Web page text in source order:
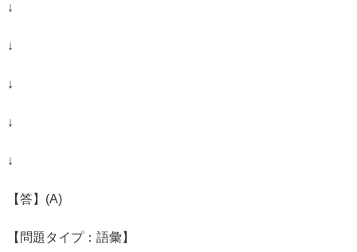
↓
↓
↓
↓
↓
【答】(A)
【問題タイプ：語彙】